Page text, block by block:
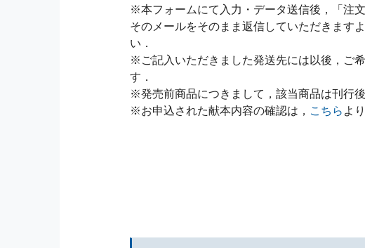
※本フォームにて入力・データ送信後，「注
そのメールをそのまま返信していただきます
い．
※ご記入いただきました発送先には以後，ご
す．
※発売前商品につきまして，該当商品は刊行
※お申込された献本内容の確認は， こちら よ